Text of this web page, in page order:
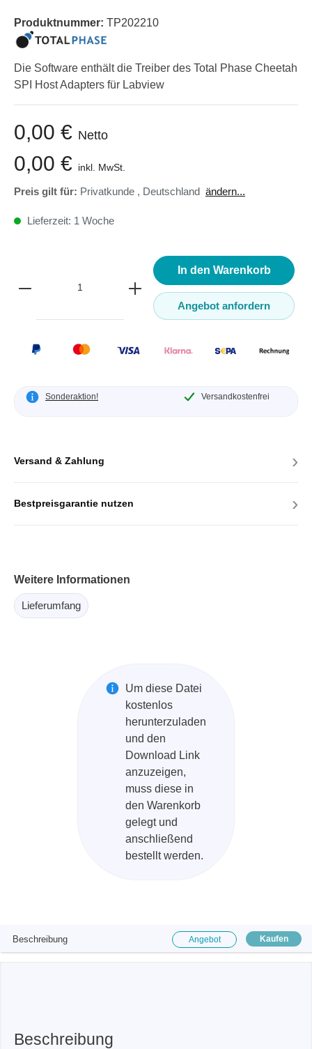
Produktnummer: TP202210
Die Software enthält die Treiber des Total Phase Cheetah
SPI Host Adapters für Labview
0,00 € Netto
0,00 € inkl. MwSt.
Preis gilt für: Privatkunde , Deutschland ändern...
Lieferzeit: 1 Woche
In den Warenkorb
Angebot anfordern
Sonderaktion! Versandkostenfrei
Versand & Zahlung ›
Bestpreisgarantie nutzen ›
Weitere Informationen
Lieferumfang
Um diese Datei
kostenlos
herunterzuladen
und den
Download Link
anzuzeigen,
muss diese in
den Warenkorb
gelegt und
anschließend
bestellt werden.
Beschreibung Angebot Kaufen
Beschreibung